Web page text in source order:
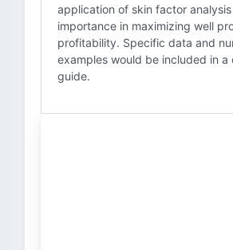
application of skin factor
importance in maximizing well
profitability. Specific data and
examples would be included in a
guide.